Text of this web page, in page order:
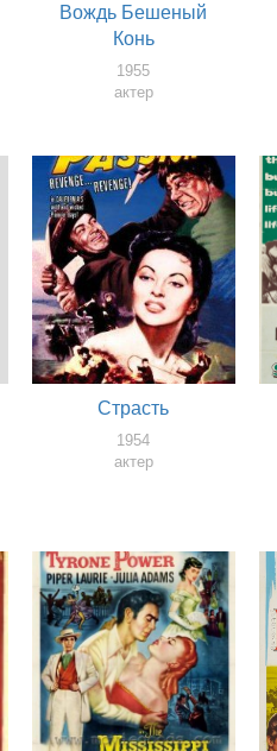
Вождь Бешеный
Конь
1955
актер
Страсть
1954
актер